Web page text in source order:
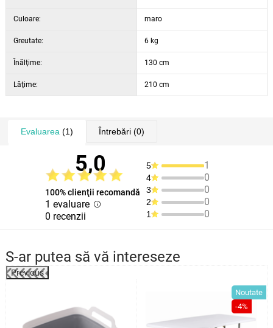
Culoare: maro
Greutate: 6 kg
Înălţime: 130 cm
Lăţime: 210 cm
Evaluarea (1) Întrebări(0)
5,0
100% clienţii recomandă
1 evaluare
0 recenzii
5 1
4 0
3 0
2 0
1 0
S-ar putea să vă intereseze
Previous
Noutate
-4%